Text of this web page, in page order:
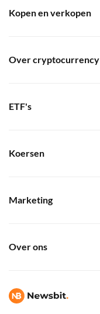
Kopen en verkopen
Over cryptocurrency
ETF's
Koersen
Marketing
Over ons